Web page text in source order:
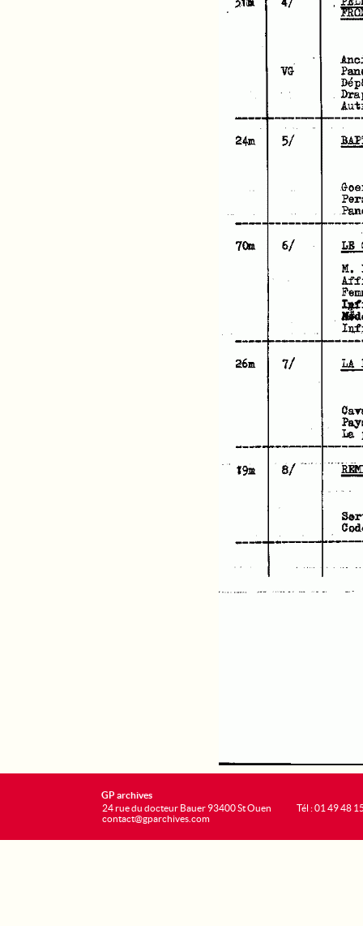
GP archives
24 rue du docteur Bauer 93400 St Ouen
contact@gparchives.com
Tél : 01 49 48